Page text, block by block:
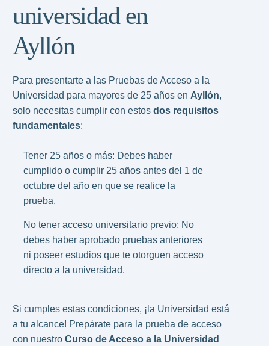
universidad en
Ayllón
Para presentarte a las Pruebas de Acceso a la
Universidad para mayores de 25 años en Ayllón,
solo necesitas cumplir con estosdos requisitos
fundamentales:
Tener 25 años o más: Debes haber
cumplido o cumplir 25 años antes del 1 de
octubre del año en que se realice la
prueba.
No tener acceso universitario previo: No
debes haber aprobado pruebas anteriores
ni poseer estudios que te otorguen acceso
directo a la universidad.
Si cumples estas condiciones, ¡la Universidad está
a tu alcance! Prepárate para la prueba de acceso
con nuestroCurso de Acceso a la Universidad